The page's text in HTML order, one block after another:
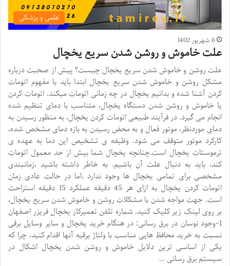
علمی و پزشکی
6 شهریور 1402
علت خاموش و روشن شدن سریع یخچال
علت روشن و خاموش شدن سریع یخچال چیست؟ پیش از صحبت درباره
مشکل روشن و خاموش شدن سریع یخچال ابتدا باید با مفهوم اتومات
کردن آشنا شده و بدانیم یخچال در چه زمانی اتومات میکند. اتومات کردن
یا خاموش و روشن شدن دستگاه یخچال، متناسب با دمای تنظیم شده
انجام می گیرد. در فرآیند طبیعی اتومات کردن یخچال، به منظور رسیدن به
دمای موردنظر، موتور فعال و به محض رسیدن به بازه دمای مشخص شده،
کارکرد موتور متوقف می شود. وظیفه ی تشخیص این دما به عهده ی
ترموستات یخچال است.چنانچه یخچال شما بیش از حد معمول اتومات
کند، باید به دنبال علت آن باشیم. به خاطر داشته باشید ،زمانبندی
مشخصی برای تمامی یخچال ها وجود ندارد ،اما در حالت عادی زمان
اتومات کردن یخچال به ازای هر 45 دقیقه عملکرد 15 دقیقه استراحت
است. جهت مواجه شدن با مشکلات روشن و خاموش شدن سریع یخچال،
بر روی لینک زیر کلیک کنید. شماره تلفن تعمیرکار یخچال فریزر اصفهان
1-وجود نوسان در برق رسانی: در هنگام خرید یخچال و سایر وسایل برقی
نسبت به خرید محافظ هایی مناسب با ولتاژ برقیه آنها اقدام کنید، چرا که
یکی از اساسی ترین دلایل خاموش و روشن شدن یخچال اشکال در
سیستم برق رسانی …